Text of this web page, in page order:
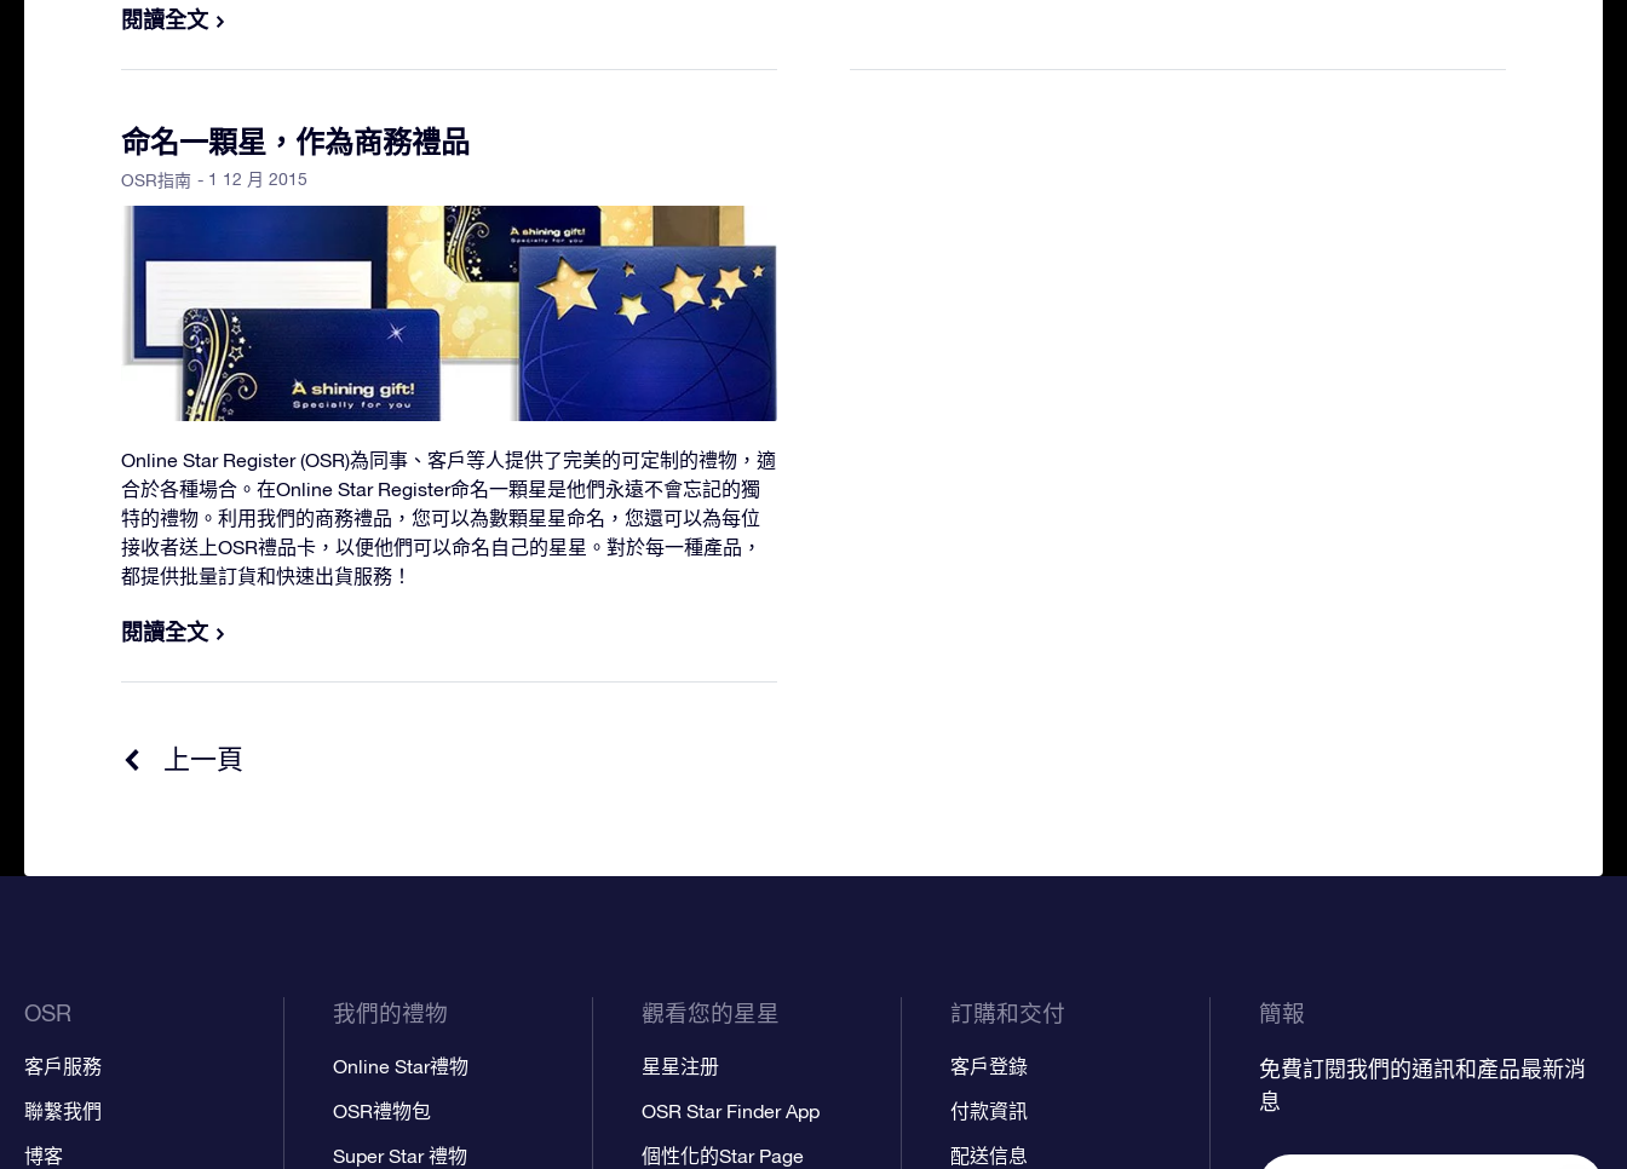
閱讀全文
命名一顆星，作為商務禮品
OSR指南 - 1 12 月 2015
Online Star Register (OSR)為同事、客戶等人提供了完美的可定制的禮物，適
合於各種場合。在Online Star Register命名一顆星是他們永遠不會忘記的獨
特的禮物。利用我們的商務禮品，您可以為數顆星星命名，您還可以為每位
接收者送上OSR禮品卡，以便他們可以命名自己的星星。對於每一種產品，
都提供批量訂貨和快速出貨服務！
閱讀全文
上一頁
OSR
客戶服務
聯繫我們
博客
我們的禮物
Online Star禮物
OSR禮物包
Super Star 禮物
觀看您的星星
星星注册
OSR Star Finder App
個性化的Star Page
訂購和交付
客戶登錄
付款資訊
配送信息
簡報
免費訂閱我們的通訊和產品最新消
息